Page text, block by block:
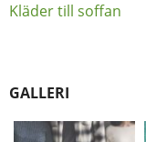
Kläder till soffan
GALLERI